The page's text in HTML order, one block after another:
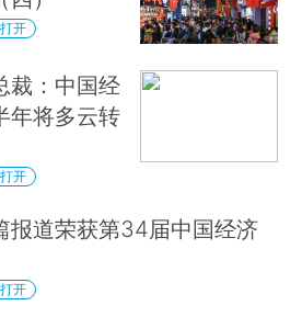
开
裁：中国经
年将多云转
开
报道荣获第34届中国经济
开